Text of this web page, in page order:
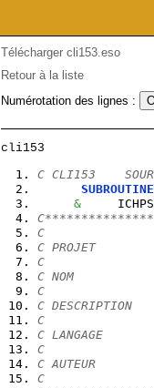
Télécharger cli153.eso
Retour à la liste
Numérotation des lignes :
C CLI153
SUBROUTINE
&
C
C PROJET
C
C NOM
C
C
C
C LANGAGE
C
C AUTEUR
C